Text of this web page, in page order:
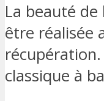
La beauté de
être réalisée
classique à